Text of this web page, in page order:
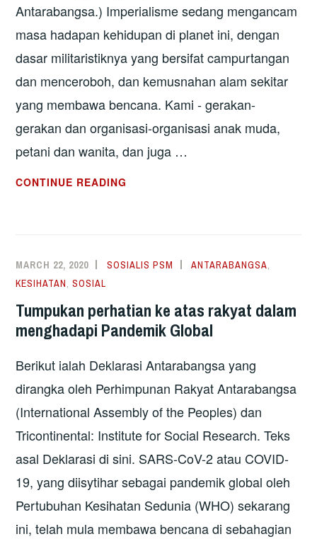
Antarabangsa.) Imperialisme sedang mengancam
masa hadapan kehidupan di planet ini, dengan
dasar militaristiknya yang bersifat campurtangan
dan menceroboh, dan kemusnahan alam sekitar
yang membawa bencana. Kami - gerakan-
gerakan dan organisasi-organisasi anak muda,
petani dan wanita, dan juga …
CONTINUE READING
DEMI
DAN
KEADILAN
LAWAN
TRUMP
PELAMPAU
KANAN
–
DEKLARASI
MENUJU
MINGGU
PERJUANGAN
MARCH 22, 2020 SOSIALIS PSM ANTARABANGSA,
KESIHATAN,SOSIAL
Tumpukan perhatian ke atas rakyat dalam
menghadapi Pandemik Global
Berikut ialah Deklarasi Antarabangsa yang
dirangka oleh Perhimpunan Rakyat Antarabangsa
(International Assembly of the Peoples) dan
Tricontinental: Institute for Social Research. Teks
asal Deklarasi di sini. SARS-CoV-2 atau COVID-
19, yang diisytihar sebagai pandemik global oleh
Pertubuhan Kesihatan Sedunia (WHO) sekarang
ini, telah mula membawa bencana di sebahagian